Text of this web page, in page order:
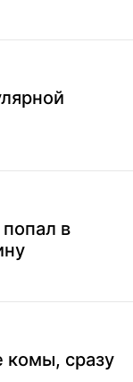
в
комы, сразу